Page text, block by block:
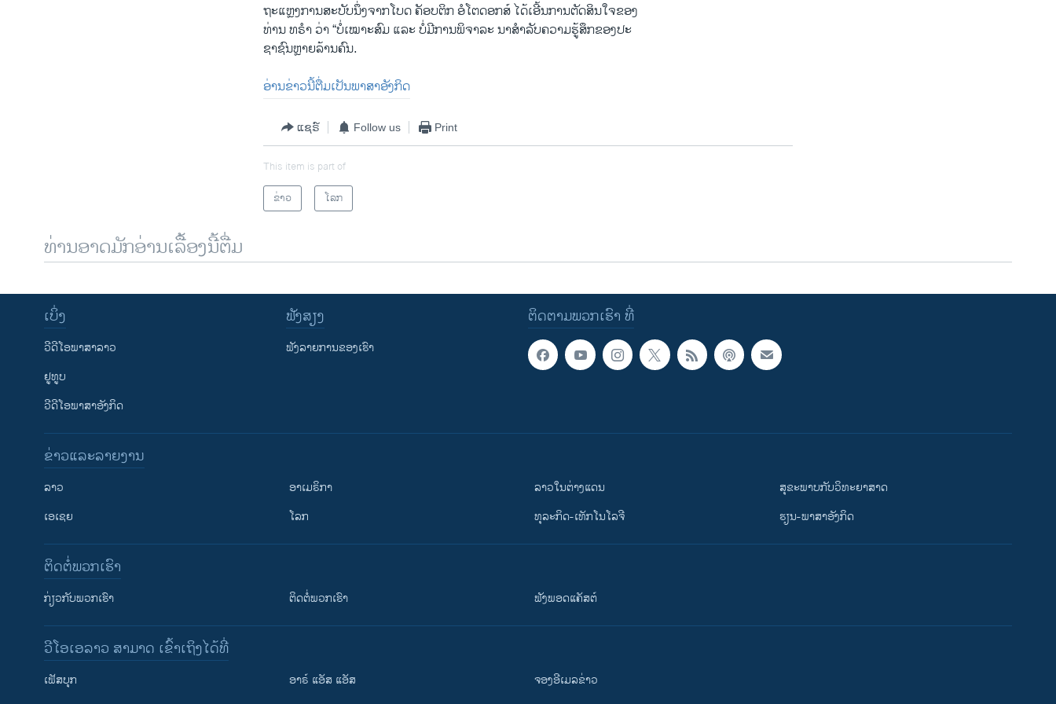
ຖະແຫຼງການສະບັບນຶ່ງຈາກໂບດ ຄັອບຕິກ ອໍໂຕດອກສ໌ ໄດ້ເອີ້ນການຕັດສິນໃຈຂອງ
ທ່ານ ທຣຳ ວ່າ “ບໍ່ເໝາະສົມ ແລະ ບໍ່ມີການພິຈາລະ ນາສຳລັບຄວາມຮູ້ສຶກຂອງປະ
ຊາຊົນຫຼາຍລ້ານຄົນ.
ອ່ານຂ່າວນີ້ຕື່ມເປັນພາສາອັງກິດ
ແຊຣ໌ Follow us Print
This item is part of
ຂ່າວ
ໂລກ
ທ່ານອາດມັກອ່ານເລື້ອງນີ້ຕື່ມ
ຕິດຕາມພວກເຮົາ ທີ່
ເບິ່ງ
ວີດີໂອພາສາລາວ
ຢູທູບ
ວີດີໂອພາສາອັງກິດ
ຟັງສຽງ
ຟັງລາຍການຂອງເຮົາ
ຂ່າວແລະລາຍງານ
ລາວ
ເອເຊຍ
ອາເມຣິກາ
ໂລກ
ລາວໃນຕ່າງແດນ
ທຸລະກິດ-ເທັກໂນໂລຈີ
ສຸຂະພາບກັບວິທະຍາສາດ
ຮຽນ-ພາສາອັງກິດ
ຕິດຕໍ່ພວກເຮົາ
ກ່ຽວກັບພວກເຮົາ ຕິດຕໍ່ພວກເຮົາ ຟັງພອດແຄັສຕ໌
ວີໂອເອລາວ ສາມາດ ເຂົ້າເຖິງໄດ້ທີ່
ເຟັສບຸກ ອາຣ໌ ແອັສ ແອັສ ຈອງອີເມລຂ່າວ